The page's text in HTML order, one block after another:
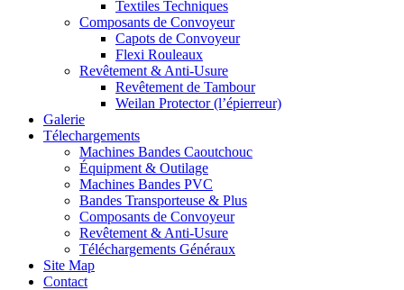
Textiles Techniques
Composants de Convoyeur
Capots de Convoyeur
Flexi Rouleaux
Revêtement & Anti-Usure
Revêtement de Tambour
Weilan Protector (l’épierreur)
Galerie
Télechargements
Machines Bandes Caoutchouc
Équipment & Outilage
Machines Bandes PVC
Bandes Transporteuse & Plus
Composants de Convoyeur
Revêtement & Anti-Usure
Téléchargements Généraux
Site Map
Contact